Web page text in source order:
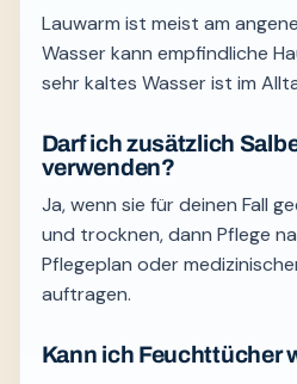
Lauwarm ist meist am
Wasser kann empfindliche
sehr kaltes Wasser ist im
Darf ich zusätzlich
verwenden?
Ja, wenn sie für deinen Fall
und trocknen, dann Pflege
Pflegeplan oder
auftragen.
Kann ich Feuchttücher